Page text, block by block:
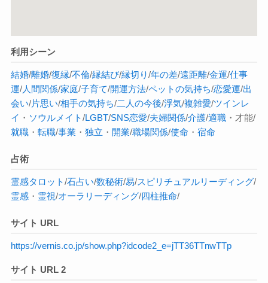
利用シーン
結婚/離婚/復縁/不倫/縁結び/縁切り/年の差/遠距離/金運/仕事
運/人間関係/家庭/子育て/開運方法/ペットの気持ち/恋愛運/出
会い/片思い/相手の気持ち/二人の今後/浮気/複雑愛/ツインレ
イ ・ ソウルメイト/LGBT/SNS恋愛/夫婦関係/介護/適職・才能/
就職・ 転職/事業 ・ 独立 ・ 開業/職場関係/使命 ・ 宿命
占術
霊感タロット/石占い/数秘術/易/スピリチュアルリーディング/
霊感・ 霊視/オーラ リーディング/四柱推命/
サイト URL
https://vernis.co.jp/show.php?idcode2_e=jTT36TTnwTTp
サイト URL 2